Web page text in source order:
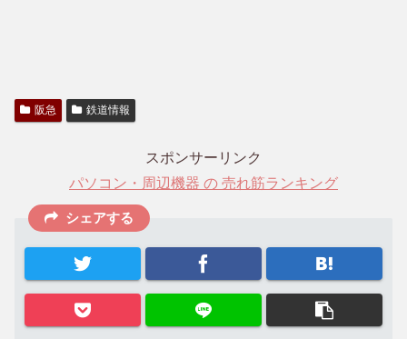
阪急 鉄道情報
スポンサーリンク
パソコン・周辺機器 の 売れ筋ランキング
シェアする